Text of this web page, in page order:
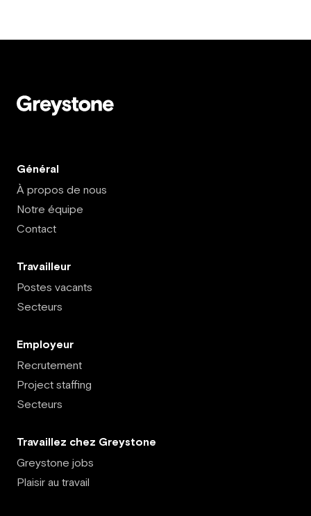
Général
À propos de nous
Notre équipe
Contact
Travailleur
Postes vacants
Secteurs
Employeur
Recrutement
Project staffing
Secteurs
Travaillez chez Greystone
Greystone jobs
Plaisir au travail